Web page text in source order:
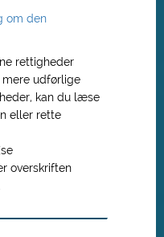
om den
rettigheder
mere udførlige
kan du læse
eller rette
overskriften